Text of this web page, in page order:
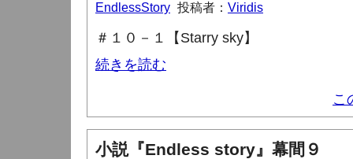
EndlessStory 投稿者： Viridis
＃１０－１【Starry sky】
続きを読む
こ
小説『Endless story』幕間９